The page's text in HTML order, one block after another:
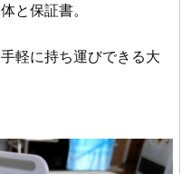
と保証書。
軽に持ち運びできる大